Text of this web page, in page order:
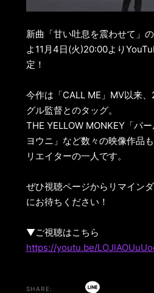
新曲「甘い吐息を震わせて」
よ11月4日(火)20:00より
定！
今作は「CALL ME」MV以来
グル監督とのタッグ。
THE YELLOW MONKEY「パ
ヨウニ」など数々の映像作品
リエイターの一人です。
ぜひ視聴ページからリマイン
にお待ちください！
▼ご視聴はこちら
https://youtu.be/